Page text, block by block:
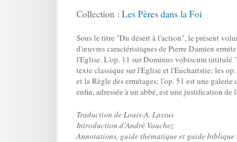
Collection : Les Pères dans la Foi
Sous le titre "Du désert à l'action", le présent
d'œuvres caractéristiques de Pierre Damien
l'Eglise. L'op. 11 sur Dominus vobiscum intitulé
texte classique sur l'Eglise et l'Eucharistie; les
et la Règle des ermitages; l'op. 51 est une
enfin, adressée à un abbé, est une justification de
Traduction de Louis-A. Lassus
Introduction d’André Vauchez
Annotations, guide thématique et guide biblique